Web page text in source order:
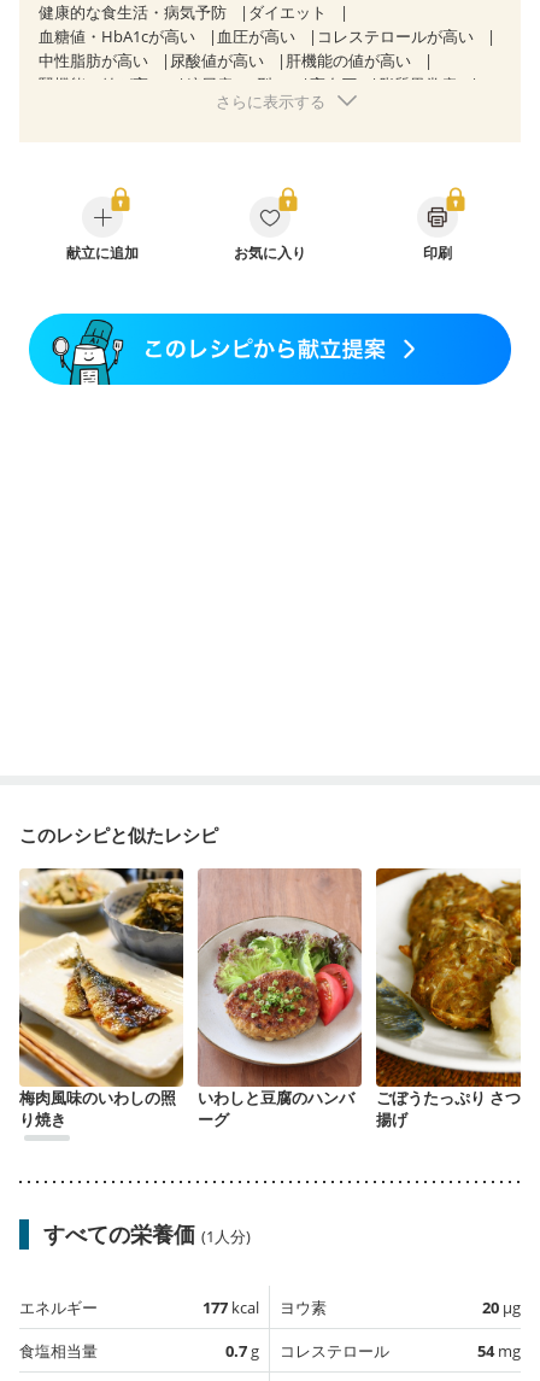
健康的な食生活・病気予防
ダイエット
血糖値・HbA1cが高い
血圧が高い
コレステロールが高い
中性脂肪が高い
尿酸値が高い
肝機能の値が高い
腎機能の値が高い
糖尿病（2型） 高血圧
脂質異常症
狭心症 心筋梗塞
CKD（ステージ２）
CKD（ステージ３a）
乳がん（抗がん剤治療中）
乳がん（ホルモン療法中）
乳がん（放射線治療中）
妊婦健診・体重増加が気になる（初期）
妊婦健診・血圧が気になる（初期）
妊婦健診・血糖値が気になる（初期）
さらに表示する
献立に追加 お気に入り 印刷
このレシピと似たレシピ
梅肉風味のいわしの照
り焼き
いわしと豆腐のハンバ
ーグ
ごぼうたっぷり さつま
揚げ
すべての栄養価 (1人分)
エネルギー 177 kcal
食塩相当量
0.7g
ヨウ素 20 µg
コレステロール
54mg